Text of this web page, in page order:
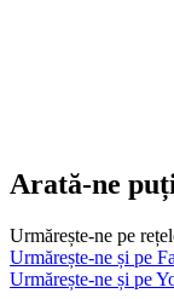
Arată-ne
Urmărește-ne pe
Urmărește-ne și pe
Urmărește-ne și pe